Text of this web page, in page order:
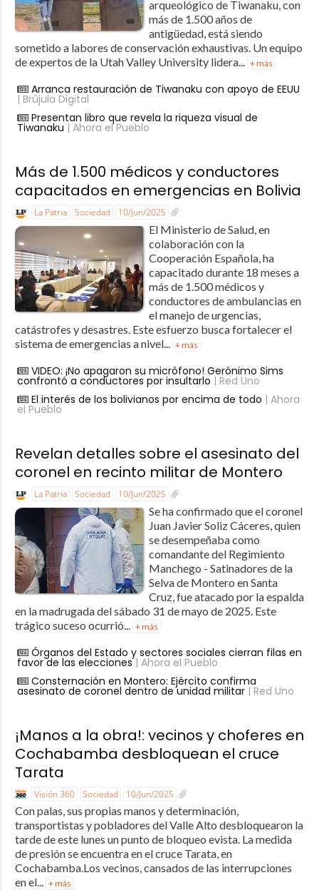
arqueológico de Tiwanaku, con
más de 1.500 años de
antigüedad, está siendo
sometido a labores de conservación exhaustivas. Un equipo
de expertos de la Utah Valley University lidera... + más
Arranca restauración de Tiwanaku con apoyo de EEUU
| Brújula Digital
Presentan libro que revela la riqueza visual de
Tiwanaku | Ahora el Pueblo
Más de 1.500 médicos y conductores
capacitados en emergencias en Bolivia
La Patria Sociedad 10/Jun/2025
El Ministerio de Salud, en
colaboración con la
Cooperación Española, ha
capacitado durante 18 meses a
más de 1.500 médicos y
conductores de ambulancias en
el manejo de urgencias,
catástrofes y desastres. Este esfuerzo busca fortalecer el
sistema de emergencias a nivel...
+ más
VIDEO: ¡No apagaron su micrófono! Gerónimo Sims
confrontó a conductores por insultarlo | Red Uno
El interés de los bolivianos por encima de todo | Ahora
el Pueblo
Revelan detalles sobre el asesinato del
coronel en recinto militar de Montero
La Patria Sociedad 10/Jun/2025
Se ha confirmado que el coronel
Juan Javier Soliz Cáceres, quien
se desempeñaba como
comandante del Regimiento
Manchego - Satinadores de la
Selva de Montero en Santa
Cruz, fue atacado por la espalda
en la madrugada del sábado 31 de mayo de 2025. Este
trágico suceso ocurrió...
+ más
Órganos del Estado y sectores sociales cierran filas en
favor de las elecciones| Ahora el Pueblo
Consternación en Montero: Ejército confirma
asesinato de coronel dentro de unidad militar| Red Uno
¡Manos a la obra!: vecinos y choferes en
Cochabamba desbloquean el cruce
Tarata
Visión 360 Sociedad 10/Jun/2025
Con palas, sus propias manos y determinación,
transportistas y pobladores del Valle Alto desbloquearon la
tarde de este lunes un punto de bloqueo evista. La medida
de presión se encuentra en el cruce Tarata, en
Cochabamba.Los vecinos, cansados de las interrupciones
en el... + más